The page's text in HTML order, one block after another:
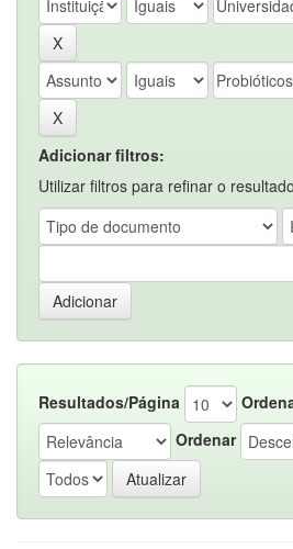
Adicionar filtros:
Utilizar filtros para refinar o
Resultados/Página
Ordenar